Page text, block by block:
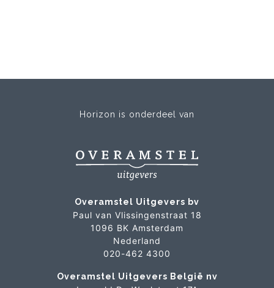
Horizon is onderdeel van
Overamstel Uitgevers bv
Paul van Vlissingenstraat 18
1096 BK Amsterdam
Nederland
020-462 4300
Overamstel Uitgevers België nv